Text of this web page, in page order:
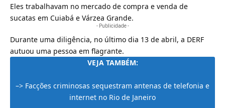
Eles trabalhavam no mercado de compra e venda de
sucatas em Cuiabá e Várzea Grande.
- Publicidade -
Durante uma diligência, no último dia 13 de abril, a DERF
autuou uma pessoa em flagrante.
VEJA TAMBÉM:
–> Facções criminosas sequestram antenas de telefonia e
internet no Rio de Janeiro